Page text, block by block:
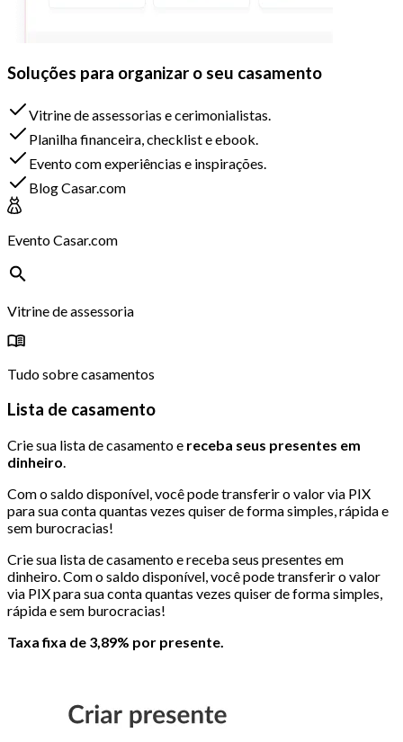
Soluções para organizar o seu casamento
Vitrine de assessorias e cerimonialistas.
Planilha financeira, checklist e ebook.
Evento com experiências e inspirações.
Blog Casar.com
Evento Casar.com
Vitrine de assessoria
Tudo sobre casamentos
Lista de casamento
Crie sua lista de casamento e receba seus presentes em
dinheiro
Com o saldo disponível, você pode transferir o valor via PIX
para sua conta quantas vezes quiser de forma simples, rápida e
sem burocracias!
Crie sua lista de casamento e receba seus presentes em
dinheiro. Com o saldo disponível, você pode transferir o valor
via PIX para sua conta quantas vezes quiser de forma simples,
rápida e sem burocracias!
Taxa fixa de 3,89% por presente.